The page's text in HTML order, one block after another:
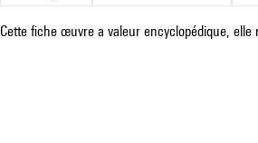
Cette fiche œuvre a valeur encyclopédique,